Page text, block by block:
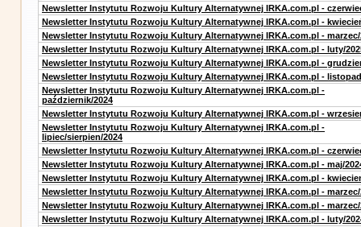
Newsletter Instytutu Rozwoju Kultury Alternatywnej IRKA.com.pl -
Newsletter Instytutu Rozwoju Kultury Alternatywnej IRKA.com.pl -
Newsletter Instytutu Rozwoju Kultury Alternatywnej IRKA.com.pl - marzec/
Newsletter Instytutu Rozwoju Kultury Alternatywnej IRKA.com.pl - luty/
Newsletter Instytutu Rozwoju Kultury Alternatywnej IRKA.com.pl -
Newsletter Instytutu Rozwoju Kultury Alternatywnej IRKA.com.pl -
Newsletter Instytutu Rozwoju Kultury Alternatywnej IRKA.com.pl -
październik/2024
Newsletter Instytutu Rozwoju Kultury Alternatywnej IRKA.com.pl -
Newsletter Instytutu Rozwoju Kultury Alternatywnej IRKA.com.pl -
lipiec/sierpien/2024
Newsletter Instytutu Rozwoju Kultury Alternatywnej IRKA.com.pl -
Newsletter Instytutu Rozwoju Kultury Alternatywnej IRKA.com.pl - maj/
Newsletter Instytutu Rozwoju Kultury Alternatywnej IRKA.com.pl -
Newsletter Instytutu Rozwoju Kultury Alternatywnej IRKA.com.pl - marzec/
Newsletter Instytutu Rozwoju Kultury Alternatywnej IRKA.com.pl - marzec/
Newsletter Instytutu Rozwoju Kultury Alternatywnej IRKA.com.pl - luty/